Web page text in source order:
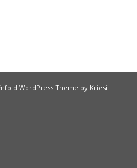
WordPress Theme by Kriesi